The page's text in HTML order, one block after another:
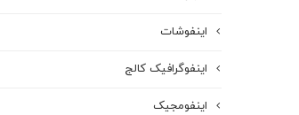
اینفوشات
اینفوگرافیک کالج
اینفومجیک